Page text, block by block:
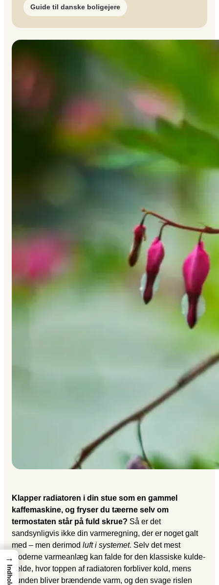
Guide til danske boligejere
Klapper radiatoren i din stue som en gammel
kaffemaskine, og fryser du tæerne selv om
termostaten står på fuld skrue? Så er det
sandsynligvis ikke din varmeregning, der er noget galt
med – men derimod luft i systemet. Selv det mest
moderne varmeanlæg kan falde for den klassiske kulde-
fælde, hvor toppen af radiatoren forbliver kold, mens
bunden bliver brændende varm, og den svage rislen
→
Indhold